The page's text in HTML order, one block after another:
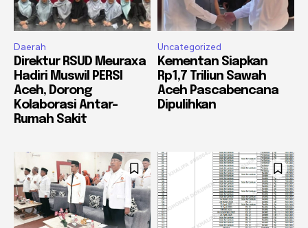
Daerah
Direktur RSUD Meuraxa
Hadiri Muswil PERSI
Aceh, Dorong
Kolaborasi Antar-
Rumah Sakit
Uncategorized
Kementan Siapkan
Rp1,7 Triliun Sawah
Aceh Pascabencana
Dipulihkan